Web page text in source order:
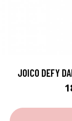
JOICO DEFY